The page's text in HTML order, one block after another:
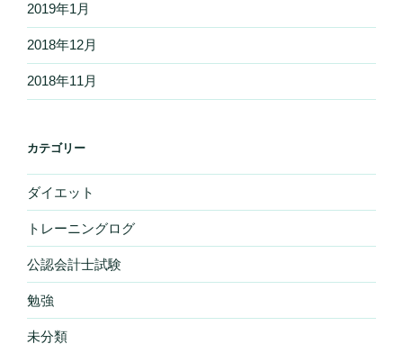
2019年1月
2018年12月
2018年11月
カテゴリー
ダイエット
トレーニングログ
公認会計士試験
勉強
未分類